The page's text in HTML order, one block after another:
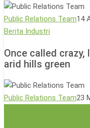
Public Relations Team14
Berita Industri
crazy,
Indonesian
turns
Once called
arid hills green
Public Relations Team23